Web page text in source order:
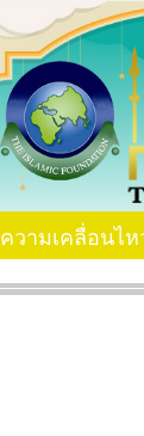
ความเคลื่อนไห